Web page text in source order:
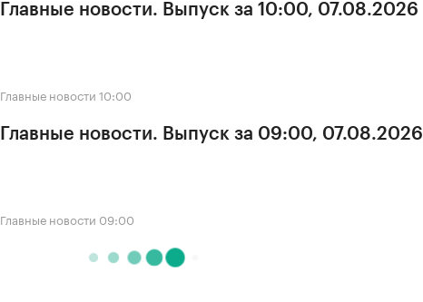
Главные новости. Выпуск за 10:00, 07.08.2026
Главные новости 10:00
Главные новости. Выпуск за 09:00, 07.08.2026
Главные новости 09:00